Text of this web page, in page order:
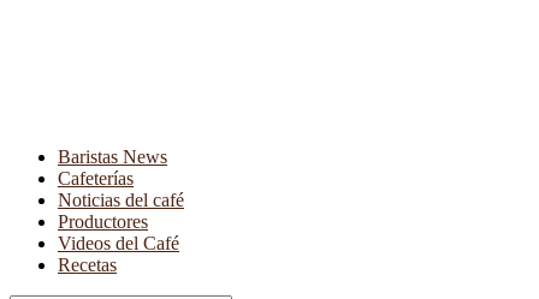
Baristas News
Cafeterías
Noticias del café
Productores
Videos del Café
Recetas